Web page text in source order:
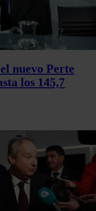
nuevo Perte
los 145,7